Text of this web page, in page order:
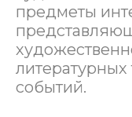
предметы
литературных
событий.